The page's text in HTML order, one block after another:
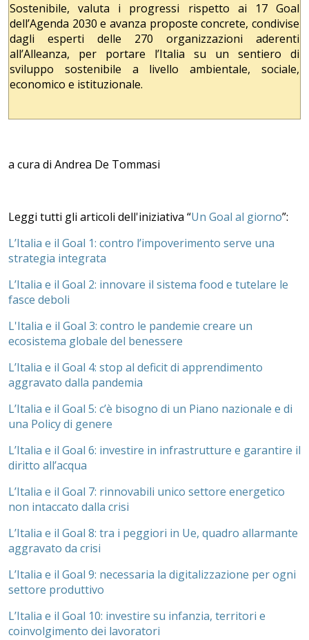
Sostenibile, valuta i progressi rispetto ai 17 Goal
dell’Agenda 2030 e avanza proposte concrete, condivise
dagli esperti delle 270 organizzazioni aderenti
all’Alleanza, per portare l’Italia su un sentiero di
sviluppo sostenibile a livello ambientale, sociale,
economico e istituzionale.
a cura di Andrea De Tommasi
Leggi tutti gli articoli dell'iniziativa “Un Goal al giorno”:
L’Italia e il Goal 1: contro l’impoverimento serve una
strategia integrata
L’Italia e il Goal 2: innovare il sistema food e tutelare le
fasce deboli
L'Italia e il Goal 3: contro le pandemie creare un
ecosistema globale del benessere
L’Italia e il Goal 4: stop al deficit di apprendimento
aggravato dalla pandemia
L’Italia e il Goal 5: c’è bisogno di un Piano nazionale e di
una Policy di genere
L’Italia e il Goal 6: investire in infrastrutture e garantire il
diritto all’acqua
L’Italia e il Goal 7: rinnovabili unico settore energetico
non intaccato dalla crisi
L’Italia e il Goal 8: tra i peggiori in Ue, quadro allarmante
aggravato da crisi
L’Italia e il Goal 9: necessaria la digitalizzazione per ogni
settore produttivo
L’Italia e il Goal 10: investire su infanzia, territori e
coinvolgimento dei lavoratori